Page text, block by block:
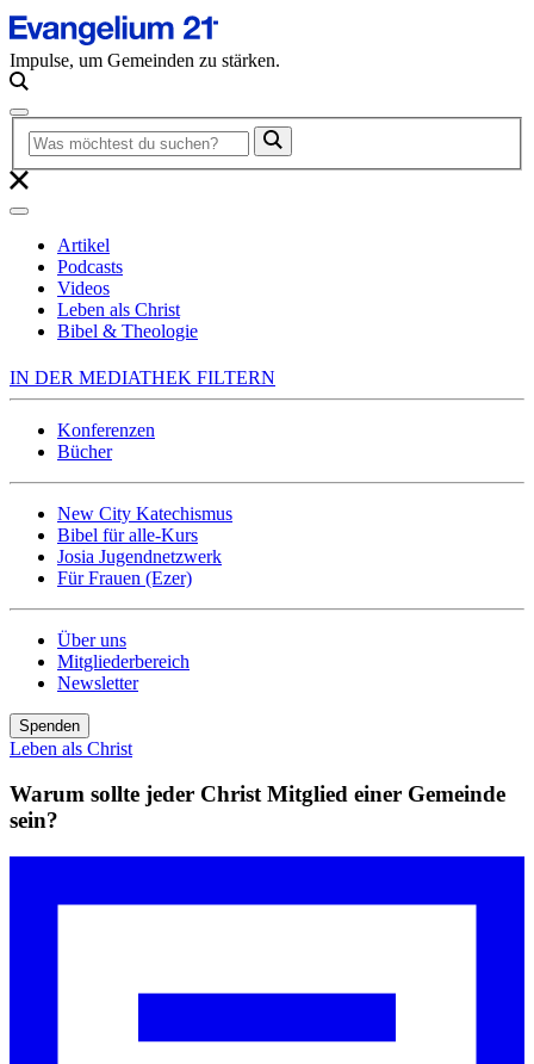
Impulse, um Gemeinden zu stärken.
Artikel
Podcasts
Videos
Leben als Christ
Bibel & Theologie
IN DER MEDIATHEK FILTERN
Konferenzen
Bücher
New City Katechismus
Bibel für alle-Kurs
Josia Jugendnetzwerk
Für Frauen (Ezer)
Über uns
Mitgliederbereich
Newsletter
Spenden
Leben als Christ
Warum sollte jeder ChristMitglied einer Gemeinde
sein?